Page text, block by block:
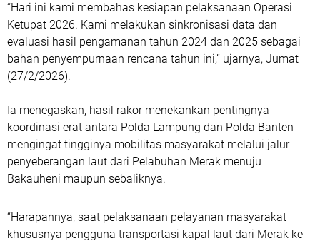
“Hari ini kami membahas kesiapan pelaksanaan Operasi
Ketupat 2026. Kami melakukan sinkronisasi data dan
evaluasi hasil pengamanan tahun 2024 dan 2025 sebagai
bahan penyempurnaan rencana tahun ini,” ujarnya, Jumat
(27/2/2026).
Ia menegaskan, hasil rakor menekankan pentingnya
koordinasi erat antara Polda Lampung dan Polda Banten
mengingat tingginya mobilitas masyarakat melalui jalur
penyeberangan laut dari Pelabuhan Merak menuju
Bakauheni maupun sebaliknya.
“Harapannya, saat pelaksanaan pelayanan masyarakat
khususnya pengguna transportasi kapal laut dari Merak ke